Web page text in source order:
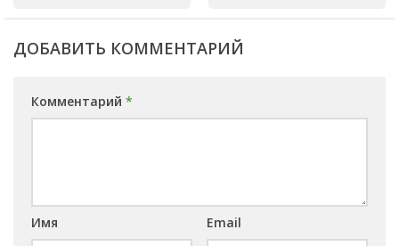
ДОБАВИТЬ КОММЕНТАРИЙ
Комментарий *
Имя Email